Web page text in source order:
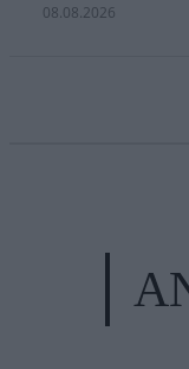
08.08.2026